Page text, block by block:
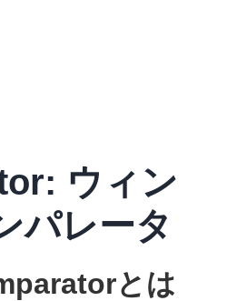
ウィン
パレータ
とは